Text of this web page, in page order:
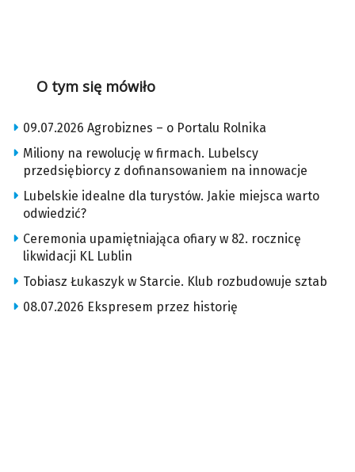
O tym się mówiło
09.07.2026 Agrobiznes – o Portalu Rolnika
Miliony na rewolucję w firmach. Lubelscy
przedsiębiorcy z dofinansowaniem na innowacje
Lubelskie idealne dla turystów. Jakie miejsca warto
odwiedzić?
Ceremonia upamiętniająca ofiary w 82. rocznicę
likwidacji KL Lublin
Tobiasz Łukaszyk w Starcie. Klub rozbudowuje sztab
08.07.2026 Ekspresem przez historię